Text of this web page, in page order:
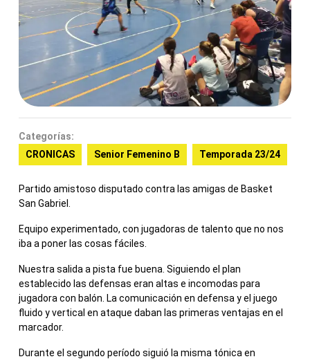
Categorías:
CRONICAS
Senior Femenino B Temporada 23/24
Partido amistoso disputado contra las amigas de Basket
San Gabriel.
Equipo experimentado, con jugadoras de talento que no nos
iba a poner las cosas fáciles.
Nuestra salida a pista fue buena. Siguiendo el plan
establecido las defensas eran altas e incomodas para
jugadora con balón. La comunicación en defensa y el juego
fluido y vertical en ataque daban las primeras ventajas en el
marcador.
Durante el segundo período siguió la misma tónica en